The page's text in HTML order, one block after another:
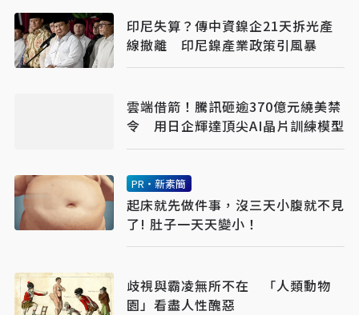
印尼失算？傳中資鎳企21天拆光產
線撤離 印尼鎳產業政策引風暴
雲端借箭！騰訊砸逾370億元繞美禁
令 用日企輝達頂尖AI晶片訓練模型
PR・新素簡
起床就先做件事，沒三天小腹就不見
了! 肚子一天天變小！
歧視與霸凌無所不在 「人類動物
園」看盡人性醜惡